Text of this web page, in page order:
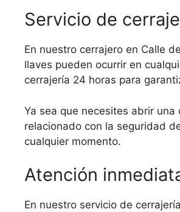
Servicio de
En nuestro cerrajero en Calle
llaves pueden ocurrir en
cerrajería 24 horas para
Ya sea que necesites abrir
relacionado con la seguridad
cualquier momento.
Atención
En nuestro servicio de